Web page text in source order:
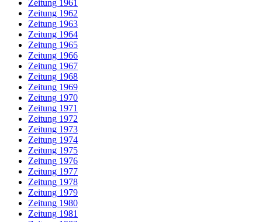
Zeitung 1961
Zeitung 1962
Zeitung 1963
Zeitung 1964
Zeitung 1965
Zeitung 1966
Zeitung 1967
Zeitung 1968
Zeitung 1969
Zeitung 1970
Zeitung 1971
Zeitung 1972
Zeitung 1973
Zeitung 1974
Zeitung 1975
Zeitung 1976
Zeitung 1977
Zeitung 1978
Zeitung 1979
Zeitung 1980
Zeitung 1981